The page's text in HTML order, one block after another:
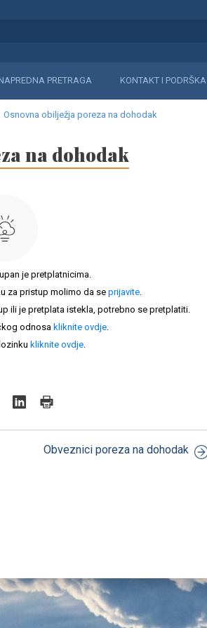
PRETRAGA KONTAKT I PODRŠKA
Osnovna obilježja poreza na dohodak
na dohodak
je pretplatnicima.
za pristup molimo da seprijavite.
ili je pretplata istekla, potrebno se pretplatiti.
odnosa kliknite ovdje.
kliknite ovdje.
Obveznici poreza na dohodak